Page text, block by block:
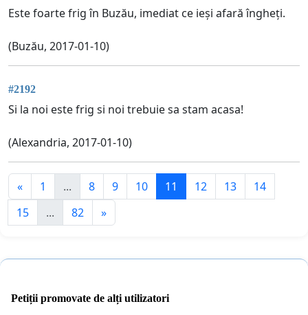
Este foarte frig în Buzău, imediat ce ieși afară îngheți.
(Buzău, 2017-01-10)
#2192
Si la noi este frig si noi trebuie sa stam acasa!
(Alexandria, 2017-01-10)
« 1 ... 8 9 10 11 12 13
14
15
... 82 »
Petiții promovate de alți utilizatori